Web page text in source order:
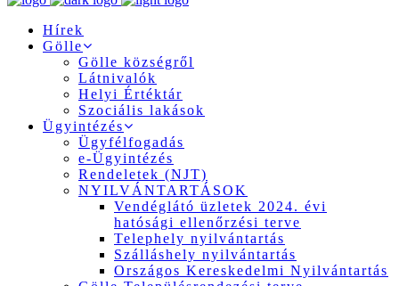
Hírek
Gölle
Gölle községről
Látnivalók
Helyi Értéktár
Szociális lakások
Ügyintézés
Ügyfélfogadás
e-Ügyintézés
Rendeletek (NJT)
NYILVÁNTARTÁSOK
Vendéglátó üzletek 2024. évi
hatósági ellenőrzési terve
Telephely nyilvántartás
Szálláshely nyilvántartás
Országos Kereskedelmi Nyilvántartás